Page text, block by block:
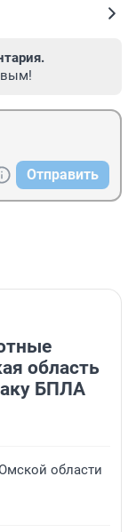
Отправить
область
БПЛА
области